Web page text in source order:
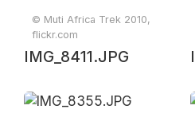
© Muti Africa Trek 2010,
flickr.com
IMG_8411.JPG